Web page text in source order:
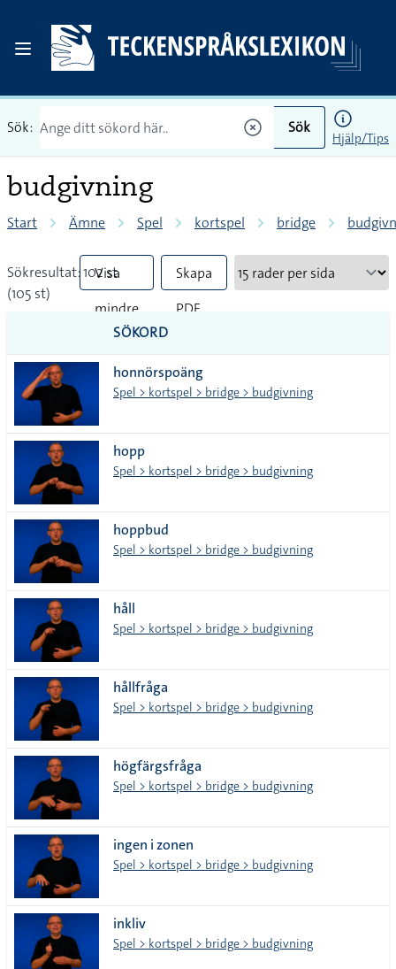
Sök: Sök
Hjälp/Tips
budgivning
Start Ämne Spel kortspel bridge
Sökresultat: 102 st
(105 st)
Visa
mindre
tecken
Skapa
PDF
SÖKORD
honnörspoäng
Spel > kortspel > bridge > budgivning
hopp
Spel > kortspel > bridge > budgivning
hoppbud
Spel > kortspel > bridge > budgivning
håll
Spel > kortspel > bridge > budgivning
hållfråga
Spel > kortspel > bridge > budgivning
högfärgsfråga
Spel > kortspel > bridge > budgivning
ingen i zonen
Spel > kortspel > bridge > budgivning
inkliv
Spel > kortspel > bridge > budgivning